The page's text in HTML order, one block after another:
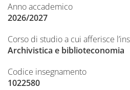
Anno accademico
2026/2027
Corso di studio a cui afferisce
Archivistica e biblioteconomia
Codice insegnamento
1022580